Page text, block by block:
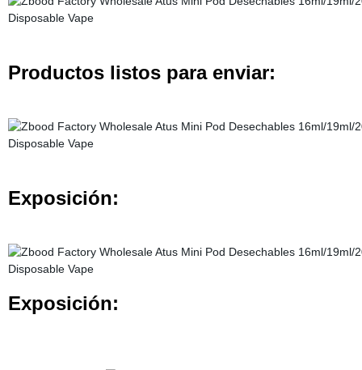
Productos listos para enviar:
Exposición:
Exposición: